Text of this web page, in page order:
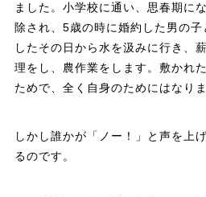
ました。小学校に通い、思春期に
除され、5歳の時に婚約した男の
したその日から水を汲みに行き、
理をし、農作業をします。敷かれ
ためで、全く自身のためにはなり
しかし誰かが「ノー！」と声を上
るのです。